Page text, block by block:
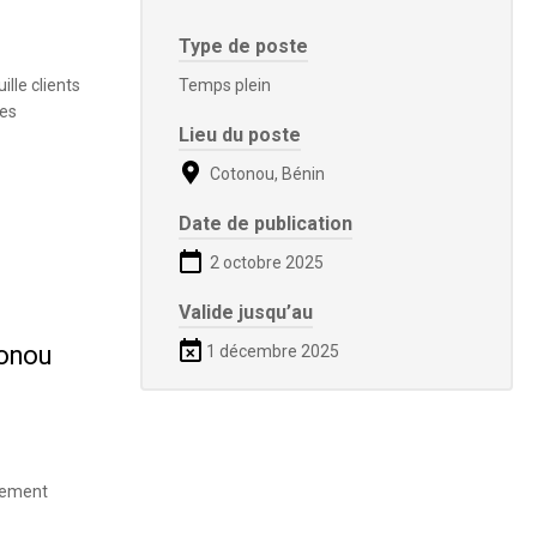
clients
Type de poste
Temps plein
Lieu du poste
Cotonou, Bénin
Date de publication
2 octobre 2025
Valide jusqu’au
1 décembre 2025